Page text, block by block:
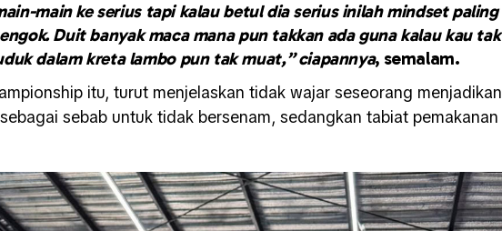
main ke serius tapi kalau betul dia serius inilah mindset paling
Duit banyak maca mana pun takkan ada guna kalau kau tak
dalam kreta lambo pun tak muat,” ciapannya, semalam.
itu, turut menjelaskan tidak wajar seseorang menjadikan
sebab untuk tidak bersenam, sedangkan tabiat pemakanan